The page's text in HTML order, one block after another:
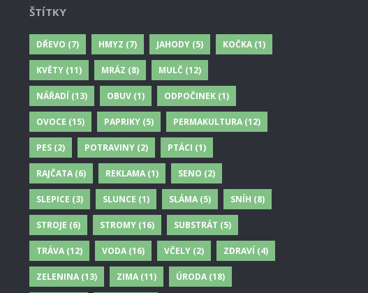
ŠTÍTKY
DŘEVO (7) HMYZ (7) JAHODY (5) KOČKA (1)
KVĚTY (11) MRÁZ (8) MULČ (12)
NÁŘADÍ (13) OBUV (1) ODPOČINEK (1)
OVOCE (15) PAPRIKY (5) PERMAKULTURA (12)
PES (2) POTRAVINY (2) PTÁCI (1)
RAJČATA (6) REKLAMA (1) SENO (2)
SLEPICE (3) SLUNCE (1) SLÁMA (5) SNÍH (8)
STROJE (6) STROMY (16) SUBSTRÁT (5)
TRÁVA (12) VODA (16) VČELY (2) ZDRAVÍ (4)
ZELENINA (13) ZIMA (11) ÚRODA (18)